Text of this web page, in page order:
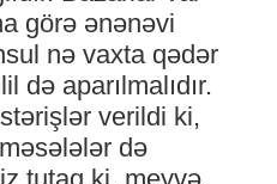
görə ənənəvi
nə vaxta qədər
də aparılmalıdır.
verildi ki,
də